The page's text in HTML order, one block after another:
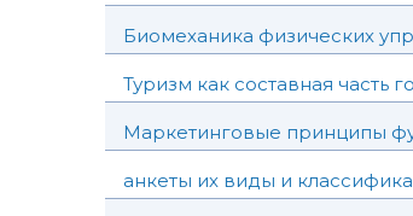
Биомеханика физических
Туризм как составная часть
Маркетинговые принципы
анкеты их виды и